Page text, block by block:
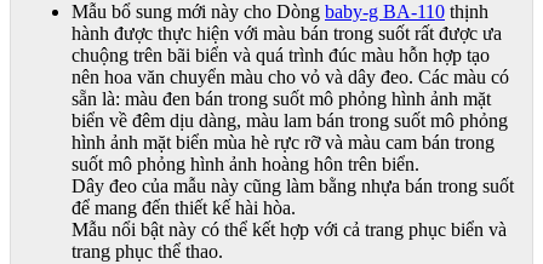
Mẫu bổ sung mới này cho Dòng baby-g BA-110 thịnh
hành được thực hiện với màu bán trong suốt rất được ưa
chuộng trên bãi biển và quá trình đúc màu hỗn hợp tạo
nên hoa văn chuyển màu cho vỏ và dây đeo. Các màu có
sẵn là: màu đen bán trong suốt mô phỏng hình ảnh mặt
biển về đêm dịu dàng, màu lam bán trong suốt mô phỏng
hình ảnh mặt biển mùa hè rực rỡ và màu cam bán trong
suốt mô phỏng hình ảnh hoàng hôn trên biển.
Dây đeo của mẫu này cũng làm bằng nhựa bán trong suốt
để mang đến thiết kế hài hòa.
Mẫu nổi bật này có thể kết hợp với cả trang phục biển và
trang phục thể thao.